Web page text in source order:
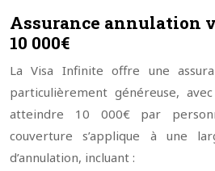
Assurance annulation
10 000€
La Visa Infinite offre une
particulièrement généreuse,
atteindre 10 000€ par
couverture s’applique à une
d’annulation, incluant :